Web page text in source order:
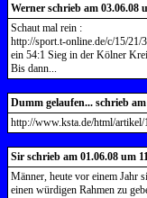
Werner schrieb am 03.06.08
Schaut mal rein :
http://sport.t-online.de/c/15/21/
ein 54:1 Sieg in der Kölner
Bis dann...
Dumm gelaufen... schrieb
http://www.ksta.de/html/
Sir schrieb am 01.06.08 um
Männer, heute vor einem Jahr
einen würdigen Rahmen zu